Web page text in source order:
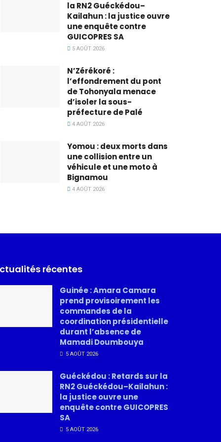
la RN2 Guéckédou–
Kailahun : la justice ouvre
une enquête contre
GUICOPRES SA
5 AOÛT 2026
N’Zérékoré :
l’effondrement du pont
de Tohonyala menace
d’isoler la sous-
préfecture de Palé
4 AOÛT 2026
Yomou : deux morts dans
une collision entre un
véhicule et une moto à
Bignamou
4 AOÛT 2026
récentes
Guinée : Amara Camara
prend provisoirement les
commandes de la
coordination présidentielle
durant l’absence de
Mamadi Doumbouya
5 AOÛT 2026
Guéckédou : Retards sur la
RN2 Guéckédou–Kailahun :
la justice ouvre une
enquête contre GUICOPRES
SA
5 AOÛT 2026